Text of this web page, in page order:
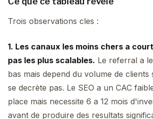
Trois observations cles :
1. Les canaux les moins chers a
pas les plus scalables. Le referral a
bas mais depend du volume de clients
se decrète pas. Le SEO a un CAC
place mais necessite 6 a 12 mois
avant de produire des resultats